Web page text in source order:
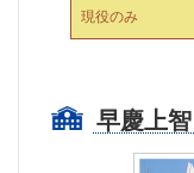
現役のみ
早慶上智